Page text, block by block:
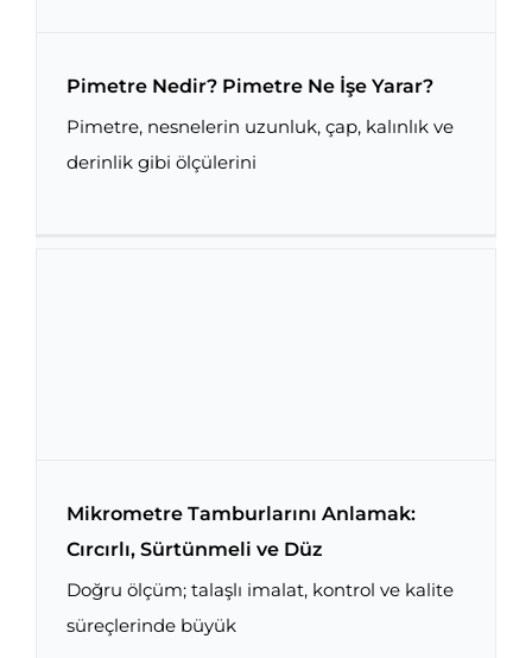
Pimetre Nedir? Pimetre Ne İşe Yarar?
Pimetre Nedir? Pimetre Ne İşe Yarar?
Pimetre, nesnelerin uzunluk, çap, kalınlık ve
derinlik gibi ölçülerini
Mikrometre Tamburlarını Anlamak: Cırcırlı,
Sürtünmeli ve Düz
Mikrometre Tamburlarını Anlamak:
Cırcırlı, Sürtünmeli ve Düz
Doğru ölçüm; talaşlı imalat, kontrol ve kalite
süreçlerinde büyük